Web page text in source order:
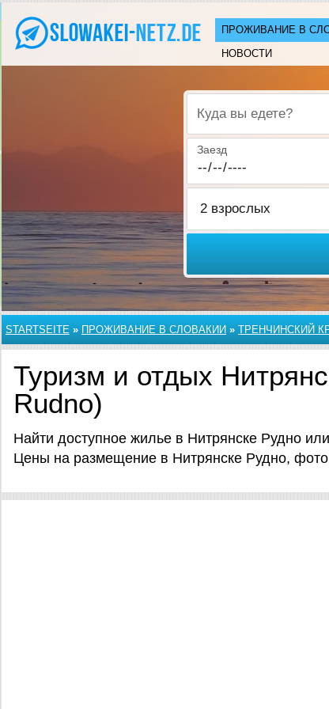
ПРОЖИВАНИЕ В
НОВОСТИ
Куда вы едете?
Заезд
STARTSEITE » ПРОЖИВАНИЕ В СЛОВАКИИ » ТРЕНЧИНСКИЙ
Туризм и отдых
Rudno)
Найти доступное жилье в Нитрянске Рудно
Цены на размещение в Нитрянске Рудно,